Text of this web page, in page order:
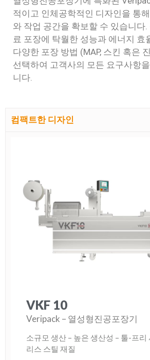
적이고 인체공학적인 디자인을 통
와 작업 공간을 확보할 수 있습니다.
료 포장에 탁월한 성능과 에너지 효
다양한 포장 방법 (MAP, 스킨 혹은
선택하여 고객사의 모든 요구사항
니다.
컴팩트한 디자인
VKF 10
Veripack – 열성형진공포장기
소규모 생산 – 높은 생산성 – 툴-프리
리스 스틸 재질